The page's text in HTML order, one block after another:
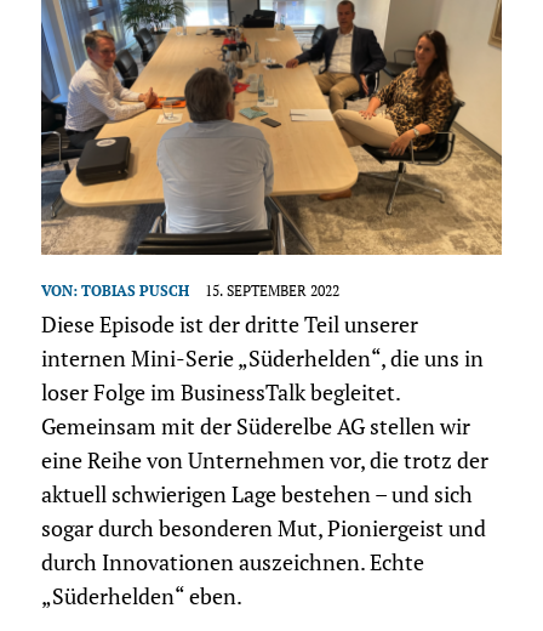
VON: TOBIAS PUSCH 15. SEPTEMBER 2022
Diese Episode ist der dritte Teil unserer
internen Mini-Serie „Süderhelden“, die uns in
loser Folge im BusinessTalk begleitet.
Gemeinsam mit der Süderelbe AG stellen wir
eine Reihe von Unternehmen vor, die trotz der
aktuell schwierigen Lage bestehen – und sich
sogar durch besonderen Mut, Pioniergeist und
durch Innovationen auszeichnen. Echte
„Süderhelden“ eben.